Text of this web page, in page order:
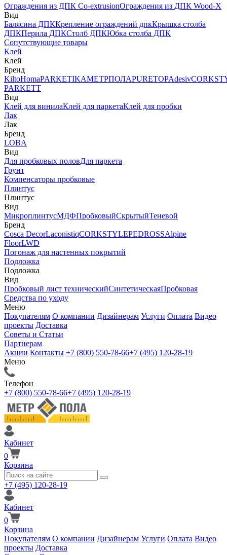
Ограждения из ДПК Co-extrusionОграждения из ДПК Wood-X
Вид
Балясина ДПККрепление ограждений дпкКрышка столба
ДПКПерила ДПКСтолб ДПКЮбка столба ДПК
Сопутствующие товары
Клей
Клей
Бренд
KiltoHomaPARKETIKAМЕТРПОЛАPURETOPAdesiv
PARKETT
Вид
Клей для винилаКлей для паркетаКлей для пробки
Лак
Лак
Бренд
LOBA
Вид
Для пробковых половДля паркета
Грунт
Компенсаторы пробковые
Плинтус
Плинтус
Вид
МикроплинтусМДФПробковыйСкрытыйТеневой
Бренд
Cosca DecorLaconistiqCORKSTYLEPEDROSSAlpine
FloorLWD
Погонаж для настенных покрытий
Подложка
Подложка
Вид
Пробковый лист техническийСинтетическаяПробковая
Средства по уходу
Меню
Покупателям О компании Дизайнерам Услуги Оплата Видео
проекты Доставка
Советы и Статьи
Партнерам
Акции Контакты +7 (800) 550-78-66+7 (495) 120-28-19
Меню
Телефон
+7 (800) 550-78-66+7 (495) 120-28-19
Кабинет
0
Корзина
+7 (495) 120-28-19
Кабинет
0
Корзина
Покупателям О компании Дизайнерам Услуги Оплата Видео
проекты Доставка